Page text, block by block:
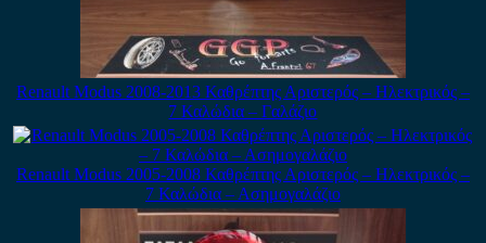
Renault Modus 2008-2013 Καθρέπτης Αριστερός – Ηλεκτρικός –
7 Καλώδια – Γαλάζιο
Renault Modus 2005-2008 Καθρέπτης Αριστερός – Ηλεκτρικός –
7 Καλώδια – Ασημογαλάζιο